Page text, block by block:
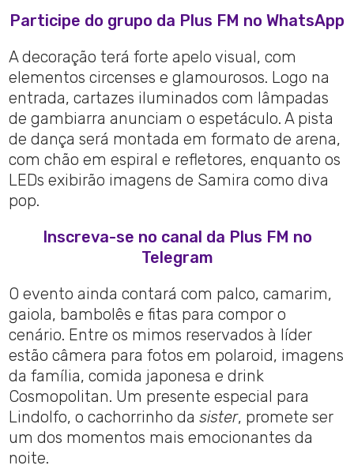
Participe do grupo da Plus FM no WhatsApp
A decoração terá forte apelo visual, com
elementos circenses e glamourosos. Logo na
entrada, cartazes iluminados com lâmpadas
de gambiarra anunciam o espetáculo. A pista
de dança será montada em formato de arena,
com chão em espiral e refletores, enquanto os
LEDs exibirão imagens de Samira como diva
pop.
Inscreva-se no canal da Plus FM no
Telegram
O evento ainda contará com palco, camarim,
gaiola, bambolês e fitas para compor o
cenário. Entre os mimos reservados à líder
estão câmera para fotos em polaroid, imagens
da família, comida japonesa e drink
Cosmopolitan. Um presente especial para
Lindolfo, o cachorrinho dasister, promete ser
um dos momentos mais emocionantes da
noite.